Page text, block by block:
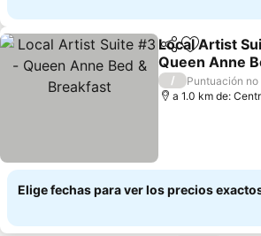
CompartirAgregar a
Local Artist
Queen Anne
Breakfast
Ver precios
/
Puntuación
a 1.0 km de:
Elige fechas para ver los precios